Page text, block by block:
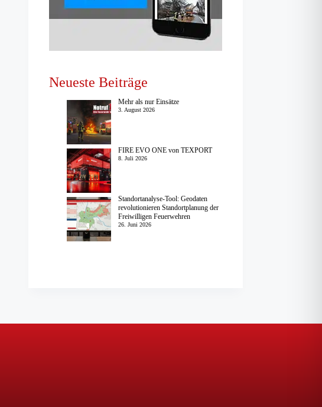
Neueste Beiträge
Mehr als nur Einsätze
3. August 2026
FIRE EVO ONE von TEXPORT
8. Juli 2026
Standortanalyse-Tool: Geodaten
revolutionieren Standortplanung der
Freiwilligen Feuerwehren
26. Juni 2026